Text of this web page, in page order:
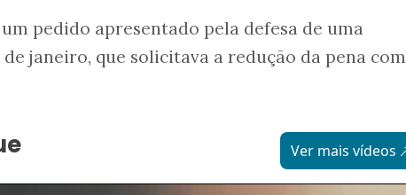
pedido apresentado pela defesa de uma
janeiro, que solicitava a redução da pena com
Ver mais vídeos